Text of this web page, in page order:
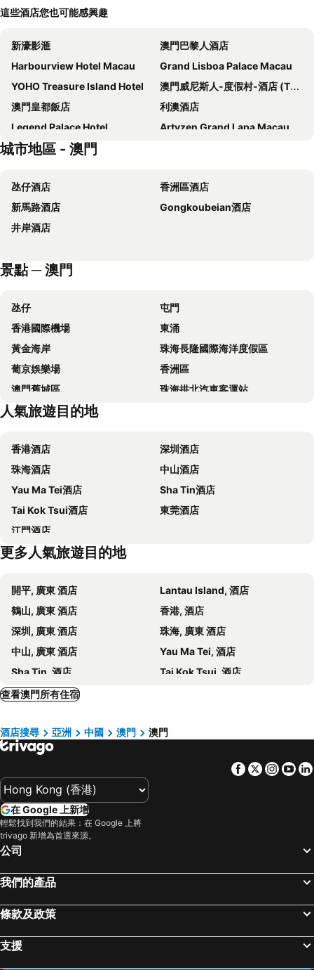
這些酒店您也可能感興趣
新濠影滙
澳門巴黎人酒店
Harbourview Hotel Macau
Grand Lisboa Palace Macau
YOHO Treasure Island Hotel
澳門威尼斯人-度假村-酒店 (The Venetian Macao Resort Hotel)
澳門皇都飯店
利澳酒店
Legend Palace Hotel
Artyzen Grand Lapa Macau
澳門英皇娛樂飯店
百老匯酒店
金龍酒店
澳門羅斯福酒店
澳門金沙城中心康萊德酒店
澳門君怡酒店
The St. Regis Macao
珠海來魅力假日酒店
Holiday Inn Express Macau City Centre By Ihg
Sheraton Zhuhai Hotel
澳門濠璟酒店
Holiday Inn Macau By Ihg
Altira Macau
The Londoner Hotel
LINE FRIENDS presents CASA DE AMIGO
Hyatt Regency Hengqin
Caravel Hotel
澳門四季飯店
Greenery Inn
Pousada Marina Infante
Royal Dragon Hotel
萊斯酒店
Crowne Plaza Macau By Ihg
澳門維景酒店
Renaissance Zhuhai Hotel
澳門富豪酒店
Pousada de Coloane Boutique Hotel
Pensao Tin Lai
Hotel Haotian Holiday
Holiday Hotel
Grand Harbour Hotel
Dormy Boutique Hostel
鎮興汽車旅館
東望洋飯店
PensÃo FamÍlia (templo De Hong Kung）
City Inn Macau
東亞飯店
San Tung Fong Commerical Inn South Wing
Hotel Central
Grand Dragon Hotel
Pensao Lotus
Lammy Hotel Apartment (gongbei Port Zhuhai Station)
Guangdong Hotel
Vienna 3 Best Zhuhai Gongbei Middle Yuehai Road
Zhuhai Meiyou Meisu Apartment (gongbei Fuhuali Branch)
珠海有家客棧
澳萊英京酒店
城市地區 - 澳門
氹仔酒店
香洲區酒店
新馬路酒店
Gongkoubeian酒店
井岸酒店
景點 ─ 澳門
氹仔
屯門
香港國際機場
東涌
黃金海岸
珠海長隆國際海洋度假區
葡京娛樂場
香洲區
澳門舊城區
珠海拱北汽車客運站
水舞間
情侣路
珠海灣仔碼頭
新馬路
Gongkoubeian
澳門外港客運碼頭
澳門格蘭披治大賽車
International Youth Dance Festival
The Macao Museum of art
Flora Gardens
議事廳前地
珠海金灣機場
人氣旅遊目的地
香港酒店
深圳酒店
珠海酒店
中山酒店
Yau Ma Tei酒店
Sha Tin酒店
Tai Kok Tsui酒店
東莞酒店
江門酒店
更多人氣旅遊目的地
開平, 廣東 酒店
Lantau Island, 酒店
鶴山, 廣東 酒店
香港, 酒店
深圳, 廣東 酒店
珠海, 廣東 酒店
中山, 廣東 酒店
Yau Ma Tei, 酒店
Sha Tin, 酒店
Tai Kok Tsui, 酒店
東莞, 廣東 酒店
佛山, 廣東 酒店
杭州, 浙江 酒店
查看澳門所有住宿
酒店搜尋 亞洲 中國 澳門 澳門
Facebook
Twitter
在 Google 上新增
輕鬆找到我們的結果：在 Google 上將
trivago 新增為首選來源。
公司
我們的產品
條款及政策
支援